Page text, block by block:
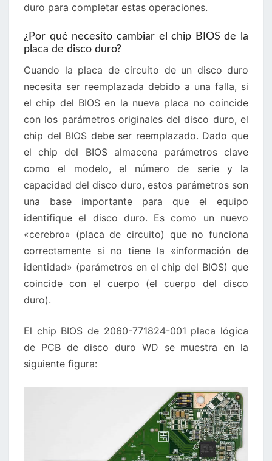
duro para completar estas operaciones.
¿Por qué necesito cambiar el chip BIOS de la
placa de disco duro?
Cuando la placa de circuito de un disco duro
necesita ser reemplazada debido a una falla, si
el chip del BIOS en la nueva placa no coincide
con los parámetros originales del disco duro, el
chip del BIOS debe ser reemplazado. Dado que
el chip del BIOS almacena parámetros clave
como el modelo, el número de serie y la
capacidad del disco duro, estos parámetros son
una base importante para que el equipo
identifique el disco duro. Es como un nuevo
«cerebro» (placa de circuito) que no funciona
correctamente si no tiene la «información de
identidad» (parámetros en el chip del BIOS) que
coincide con el cuerpo (el cuerpo del disco
duro).
El chip BIOS de 2060-771824-001 placa lógica
de PCB de disco duro WD se muestra en la
siguiente figura: